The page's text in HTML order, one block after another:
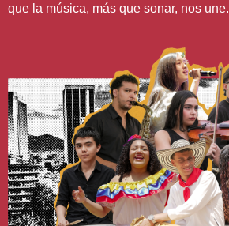
que la música, más que sonar, nos une.